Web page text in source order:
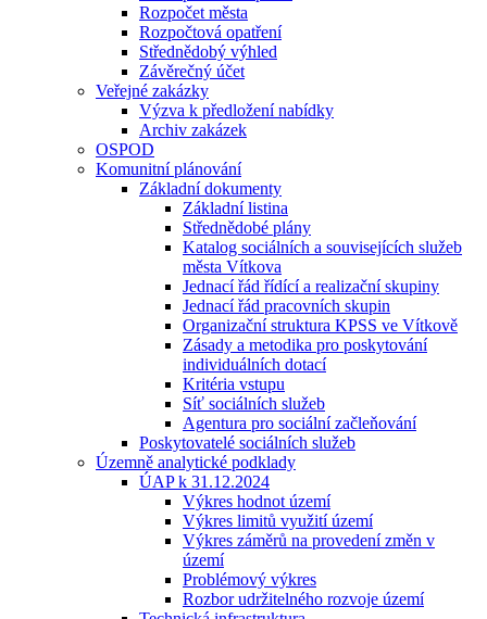
Rozpočet města
Rozpočtová opatření
Střednědobý výhled
Závěrečný účet
Veřejné zakázky
Výzva k předložení nabídky
Archiv zakázek
OSPOD
Komunitní plánování
Základní dokumenty
Základní listina
Střednědobé plány
Katalog sociálních a souvisejících služeb
města Vítkova
Jednací řád řídící a realizační skupiny
Jednací řád pracovních skupin
Organizační struktura KPSS ve Vítkově
Zásady a metodika pro poskytování
individuálních dotací
Kritéria vstupu
Síť sociálních služeb
Agentura pro sociální začleňování
Poskytovatelé sociálních služeb
Územně analytické podklady
ÚAP k 31.12.2024
Výkres hodnot území
Výkres limitů využití území
Výkres záměrů na provedení změn v
území
Problémový výkres
Rozbor udržitelného rozvoje území